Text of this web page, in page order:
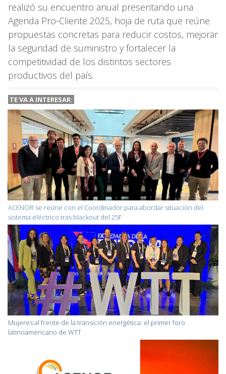
realizó su encuentro anual presentando una
Agenda Pro-Cliente 2025, hoja de ruta que reúne
propuestas concretas para reducir costos, mejorar
la seguridad de suministro y fortalecer la
competitividad de los distintos sectores
productivos del país.
TE VA A INTERESAR:
ACENOR se reúne con el Coordinador para abordar situación del
sistema eléctrico tras blackout del 25F
Mujeres al frente de la transición energética: el primer foro
latinoamericano de WTT